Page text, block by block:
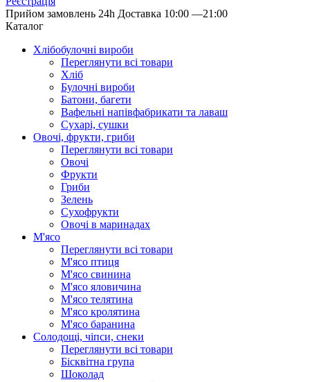
Прийом замовлень 24h Доставка 10:00 —21:00
Каталог
Хлібобулочні вироби
Переглянути всі товари
Хліб
Булочні вироби
Батони, багети
Вафельні напівфабрикати та лаваш
Сухарі, сушки
Овочі, фрукти, гриби
Переглянути всі товари
Овочі
Фрукти
Гриби
Зелень
Сухофрукти
Овочі в маринадах
М'ясо
Переглянути всі товари
М'ясо птиця
М'ясо свинина
М'ясо яловичина
М'ясо телятина
М'ясо кролятина
М'ясо баранина
Солодощі, чіпси, снеки
Переглянути всі товари
Бісквітна група
Шоколад